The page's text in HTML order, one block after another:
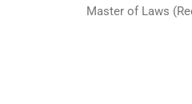
Master of Laws